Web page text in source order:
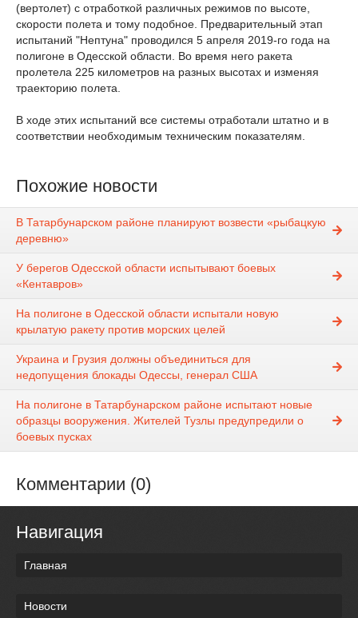
(вертолет) с отработкой различных режимов по высоте,
скорости полета и тому подобное. Предварительный этап
испытаний "Нептуна" проводился 5 апреля 2019-го года на
полигоне в Одесской области. Во время него ракета
пролетела 225 километров на разных высотах и изменяя
траекторию полета.
В ходе этих испытаний все системы отработали штатно и в
соответствии необходимым техническим показателям.
Похожие новости
В Татарбунарском районе планируют возвести «рыбацкую
деревню»
У берегов Одесской области испытывают боевых
«Кентавров»
На полигоне в Одесской области испытали новую
крылатую ракету против морских целей
Украина и Грузия должны объединиться для
недопущения блокады Одессы, генерал США
На полигоне в Татарбунарском районе испытают новые
образцы вооружения. Жителей Тузлы предупредили о
боевых пусках
Комментарии (0)
Навигация
Главная
Новости